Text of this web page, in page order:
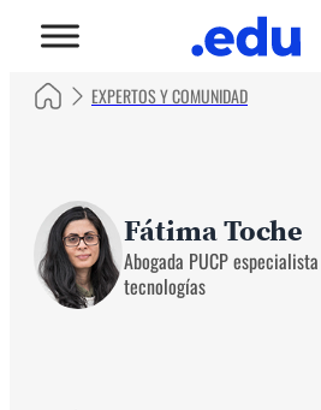
EXPERTOS Y COMUNIDAD
Fátima Toche
Abogada PUCP
tecnologías